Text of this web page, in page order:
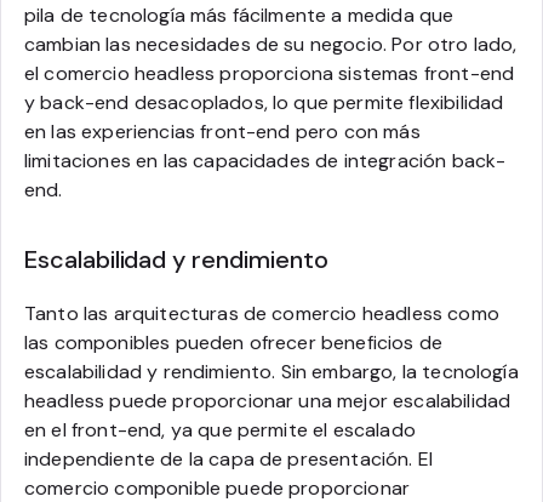
pila de tecnología más fácilmente a medida que
cambian las necesidades de su negocio. Por otro lado,
el comercio headless proporciona sistemas front-end
y back-end desacoplados, lo que permite flexibilidad
en las experiencias front-end pero con más
limitaciones en las capacidades de integración back-
end.
Escalabilidad y rendimiento
Tanto las arquitecturas de comercio headless como
las componibles pueden ofrecer beneficios de
escalabilidad y rendimiento. Sin embargo, la tecnología
headless puede proporcionar una mejor escalabilidad
en el front-end, ya que permite el escalado
independiente de la capa de presentación. El
comercio componible puede proporcionar